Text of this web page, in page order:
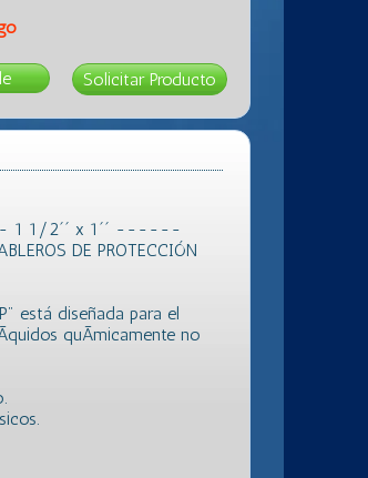
- 1 1/2´´ x 1´´ ------
DE PROTECCIÓN
está diseñada para el
quÃ­micamente no